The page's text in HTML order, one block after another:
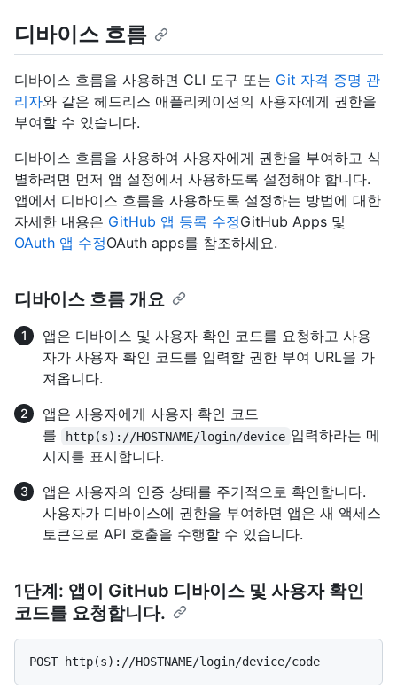
디바이스 흐름
디바이스 흐름을 사용하면 CLI 도구 또는 Git 자격 증명 관
리자와 같은 헤드리스 애플리케이션의 사용자에게 권한을
부여할 수 있습니다.
디바이스 흐름을 사용하여 사용자에게 권한을 부여하고 식
별하려면 먼저 앱 설정에서 사용하도록 설정해야 합니다.
앱에서 디바이스 흐름을 사용하도록 설정하는 방법에 대한
자세한 내용은 GitHub 앱 등록 수정GitHub Apps 및
OAuth 앱 수정OAuth apps를 참조하세요.
디바이스 흐름 개요
앱은 디바이스 및 사용자 확인 코드를 요청하고 사용
자가 사용자 확인 코드를 입력할 권한 부여 URL을 가
져옵니다.
앱은 사용자에게 사용자 확인 코드
를
http(s)://HOSTNAME/login/device 입력하라는 메
시지를 표시합니다.
앱은 사용자의 인증 상태를 주기적으로 확인합니다.
사용자가 디바이스에 권한을 부여하면 앱은 새 액세스
토큰으로 API 호출을 수행할 수 있습니다.
1단계: 앱이 GitHub 디바이스 및 사용자 확인
코드를 요청합니다.